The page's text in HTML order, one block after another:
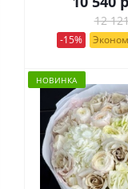
12
-15%
НОВИНКА